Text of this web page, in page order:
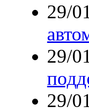
29/
29/
29/